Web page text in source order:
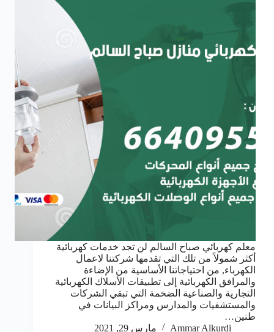
معلم كهربائي صباح السالم لن تجد خدمات كهربائية
أكثر شمولاً من تلك التي تقدمها شركتنا لاعمال
الكهرباء, من احتياجاتنا الأساسية من الإضاءة
والمرافق الكهربائية إلى تطبيقات الأسلاك الكهربائية
التجارية والصناعية الضخمة التي تبقي الشركات
والمستشفيات والمدارس ومراكز البيانات في
طنين…
Ammar Alkurdi
مارس 29, 2021